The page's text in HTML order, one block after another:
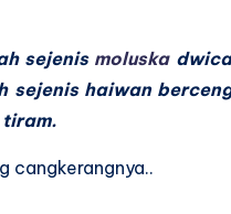
sejenis moluska
sejenis haiwan
cangkerangnya..